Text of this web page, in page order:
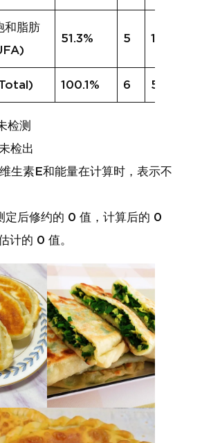
和脂肪
51.3% 5 12.1%
100.1% 6 55.7%
检测
检出
生素E和能量在计算时，表示不
定后修约的 0 值，计算后的 0
计的 0 值。